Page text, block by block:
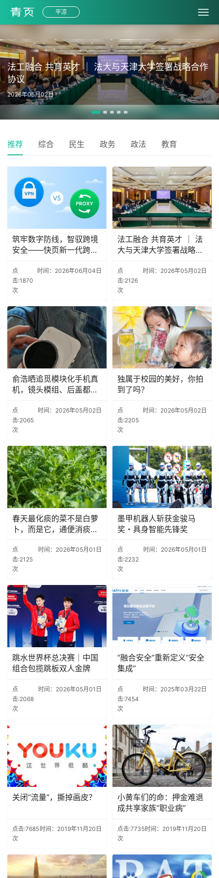
平凉
法工融合 共育英才 ｜ 法大与天津大学签署战略合作
协议
2026年05月02日
推荐 综合 民生 政务 政法 教育
筑牢数字防线，智驭跨境
安全——快页新一代跨境
点
击:1870
次
时间：2026年06月04日
法工融合 共育英才 ｜ 法
大与天津大学签署战略合
点
击:2126
次
时间：2026年05月02日
俞浩晒追觅模块化手机真
机，镜头模组、后盖都能
点
击:2065
次
时间：2026年05月02日
独属于校园的美好，你拍
到了吗？
点
击:2205
次
时间：2026年05月02日
春天最化痰的菜不是白萝
卜，而是它，通便消痰又
点
击:2125
次
时间：2026年05月01日
墨甲机器人斩获金骏马
奖・具身智能先锋奖
点
击:2232
次
时间：2026年05月01日
跳水世界杯总决赛｜中国
组合包揽跳板双人金牌
点
击:2068
次
时间：2026年05月01日
“融合安全”重新定义“安全
集成”
点
击:7454
次
时间：2025年03月22日
关闭“流量”，撕掉画皮？
点击:7685
次
时间：2019年11月20日
小黄车们的命：押金难退
成共享家族“职业病”
点击:7735
次
时间：2019年11月20日